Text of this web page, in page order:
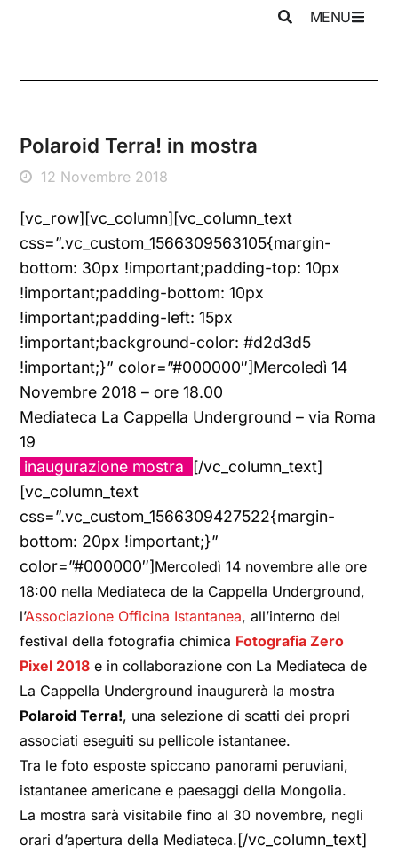
MENU
Polaroid Terra! in mostra
12 Novembre 2018
[vc_row][vc_column][vc_column_text
css=”.vc_custom_1566309563105{margin-
bottom: 30px !important;padding-top: 10px
!important;padding-bottom: 10px
!important;padding-left: 15px
!important;background-color: #d2d3d5
!important;}” color=”#000000″]Mercoledì 14
Novembre 2018 – ore 18.00
Mediateca La Cappella Underground – via Roma
19
inaugurazione mostra [/vc_column_text]
[vc_column_text
css=”.vc_custom_1566309427522{margin-
bottom: 20px !important;}”
color=”#000000″]Mercoledì 14 novembre alle ore
18:00 nella Mediateca de la Cappella Underground,
l’Associazione Officina Istantanea, all’interno del
festival della fotografia chimica Fotografia Zero
Pixel 2018 e in collaborazione con La Mediateca de
La Cappella Underground inaugurerà la mostra
Polaroid Terra!, una selezione di scatti dei propri
associati eseguiti su pellicole istantanee.
Tra le foto esposte spiccano panorami peruviani,
istantanee americane e paesaggi della Mongolia.
La mostra sarà visitabile fino al 30 novembre, negli
orari d’apertura della Mediateca.[/vc_column_text]